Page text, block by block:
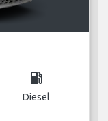
local_gas_station
Diesel